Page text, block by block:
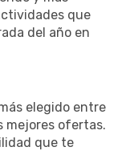
que
del año en
elegido entre
mejores ofertas.
que te